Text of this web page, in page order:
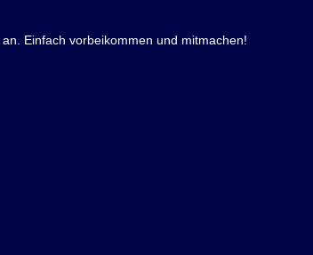
Einfach vorbeikommen und mitmachen!